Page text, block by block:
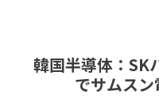
韓国半導体：SK
でサムス